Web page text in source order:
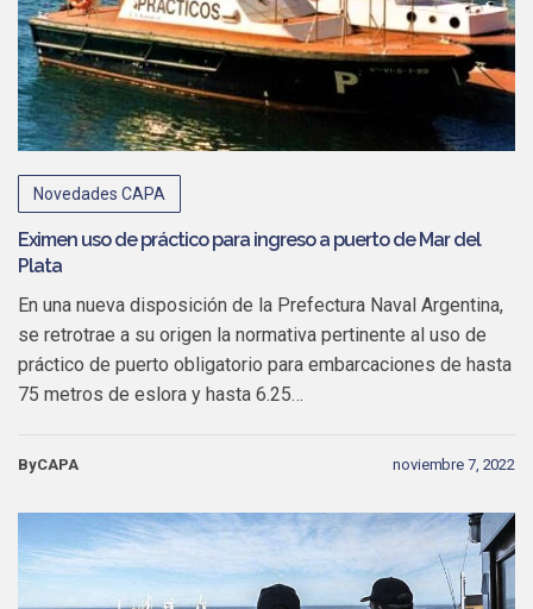
Novedades CAPA
Eximen uso de práctico para ingreso a puerto de Mar del
Plata
En una nueva disposición de la Prefectura Naval Argentina,
se retrotrae a su origen la normativa pertinente al uso de
práctico de puerto obligatorio para embarcaciones de hasta
75 metros de eslora y hasta 6.25…
ByCAPA noviembre 7, 2022